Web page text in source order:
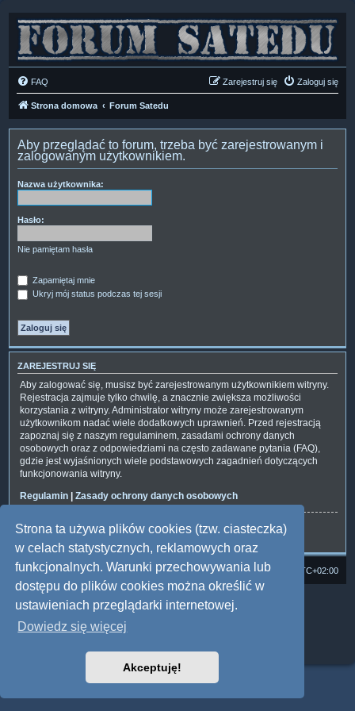
Strona ta używa plików cookies (tzw. ciasteczka)
w celach statystycznych, reklamowych oraz
funkcjonalnych. Warunki przechowywania lub
dostępu do plików cookies można określić w
ustawieniach przeglądarki internetowej.
Dowiedz się więcej
Akceptuję!
FAQ Zaloguj się
Zarejestruj się
Strona domowa Forum Satedu
Aby przeglądać to forum, trzeba być zarejestrowanym i
zalogowanym użytkownikiem.
Nazwa użytkownika:
Hasło:
Nie pamiętam hasła
Zapamiętaj mnie
Ukryj mój status podczas tej sesji
ZAREJESTRUJ SIĘ
Aby zalogować się, musisz być zarejestrowanym użytkownikiem witryny.
Rejestracja zajmuje tylko chwilę, a znacznie zwiększa możliwości
korzystania z witryny. Administrator witryny może zarejestrowanym
użytkownikom nadać wiele dodatkowych uprawnień. Przed rejestracją
zapoznaj się z naszym regulaminem, zasadami ochrony danych
osobowych oraz z odpowiedziami na często zadawane pytania (FAQ),
gdzie jest wyjaśnionych wiele podstawowych zagadnień dotyczących
funkcjonowania witryny.
Regulamin | Zasady ochrony danych osobowych
Zarejestruj się
Strona domowa Forum Satedu Strefa czasowa UTC+02:00
Technologię dostarcza phpBB® Forum Software © phpBB Limited
Polski pakiet językowy dostarcza
phpBB.pl
Style: Multi Design by Joyce&Luna
Zasady ochrony danych osobowych